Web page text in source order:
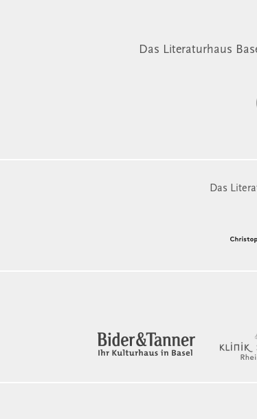
Das Literaturhaus
Das